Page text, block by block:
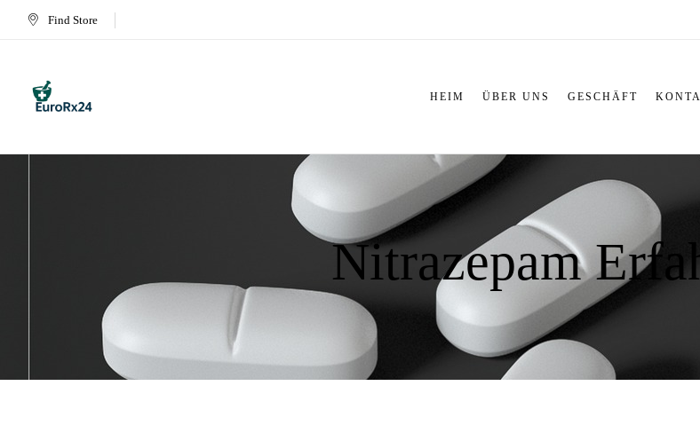
Find Store
HEIM ÜBER UNS GESCHÄFT
Nitrazepam